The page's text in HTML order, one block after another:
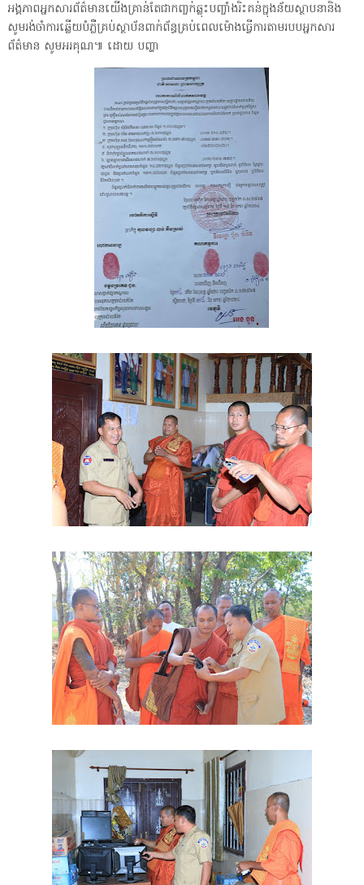
អង្គភាពអ្នកសារព័ត៌មានយើងគ្រាន់តែជាកញ្ចក់ឆ្លុះបញ្ចាំងរិះគន់ក្នុងន័យស្ថាបនានិង
សូមរង់ចាំការឆ្លើយបំភ្លឺគ្រប់ស្ថាប័នពាក់ព័ន្ធគ្រប់ពេលម៉ោងធ្វើការតាមរបបអ្នកសារ
ព័ត៌មាន សូមអរគុណ៕ ដោយ បញ្ហា